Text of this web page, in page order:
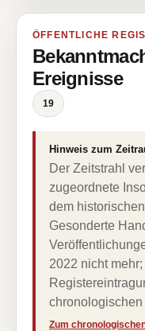
ÖFFENTLICHE
Ereignisse
19
Hinweis zum
Der Zeitstrahl
zugeordnete
dem
Gesonderte
2022 nicht
chronologischen
Zum